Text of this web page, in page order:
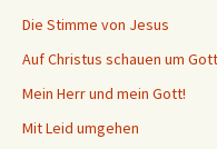
Die Stimme von Jesus
Auf Christus schauen um
Mein Herr und mein Gott!
Mit Leid umgehen